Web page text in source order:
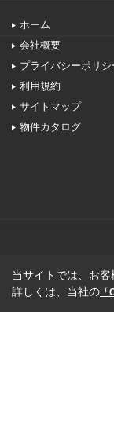
ホーム
会社概要
プライバシーポリシ
利用規約
サイトマップ
物件カタログ
当サイトでは、お
詳しくは、当社の